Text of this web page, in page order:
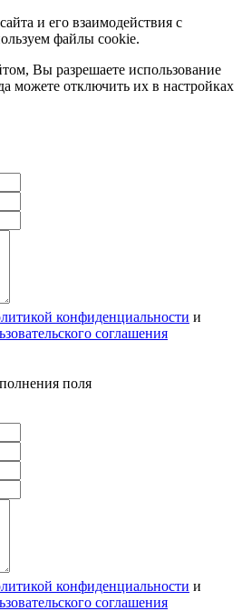
и его взаимодействия с
файлы cookie.
Вы разрешаете использование
можете отключить их в настройках
конфиденциальности и
соглашения
поля
конфиденциальности и
соглашения